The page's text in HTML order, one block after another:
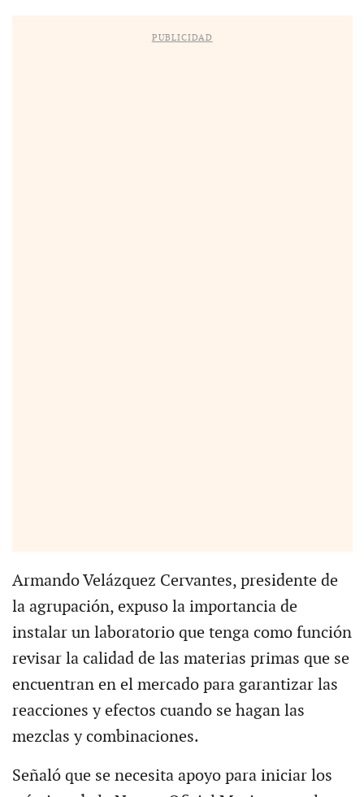
PUBLICIDAD
Armando Velázquez Cervantes, presidente de
la agrupación, expuso la importancia de
instalar un laboratorio que tenga como función
revisar la calidad de las materias primas que se
encuentran en el mercado para garantizar las
reacciones y efectos cuando se hagan las
mezclas y combinaciones.
Señaló que se necesita apoyo para iniciar los